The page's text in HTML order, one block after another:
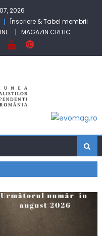
2026
Înscriere & Tabel membrii
MAGAZIN CRITIC